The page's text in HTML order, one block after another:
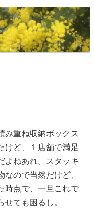
み重ね収納ボックス
けど、１店舗で満足
よねあれ。スタッキ
ので当然だけど、
時点で、一旦これで
ても困るし。